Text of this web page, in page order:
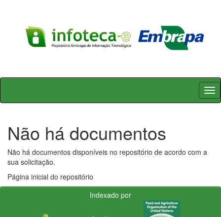
Skip
Não há documentos
Não há documentos disponíveis no repositório de acordo com a
sua solicitação.
Página inicial do repositório
Indexado por